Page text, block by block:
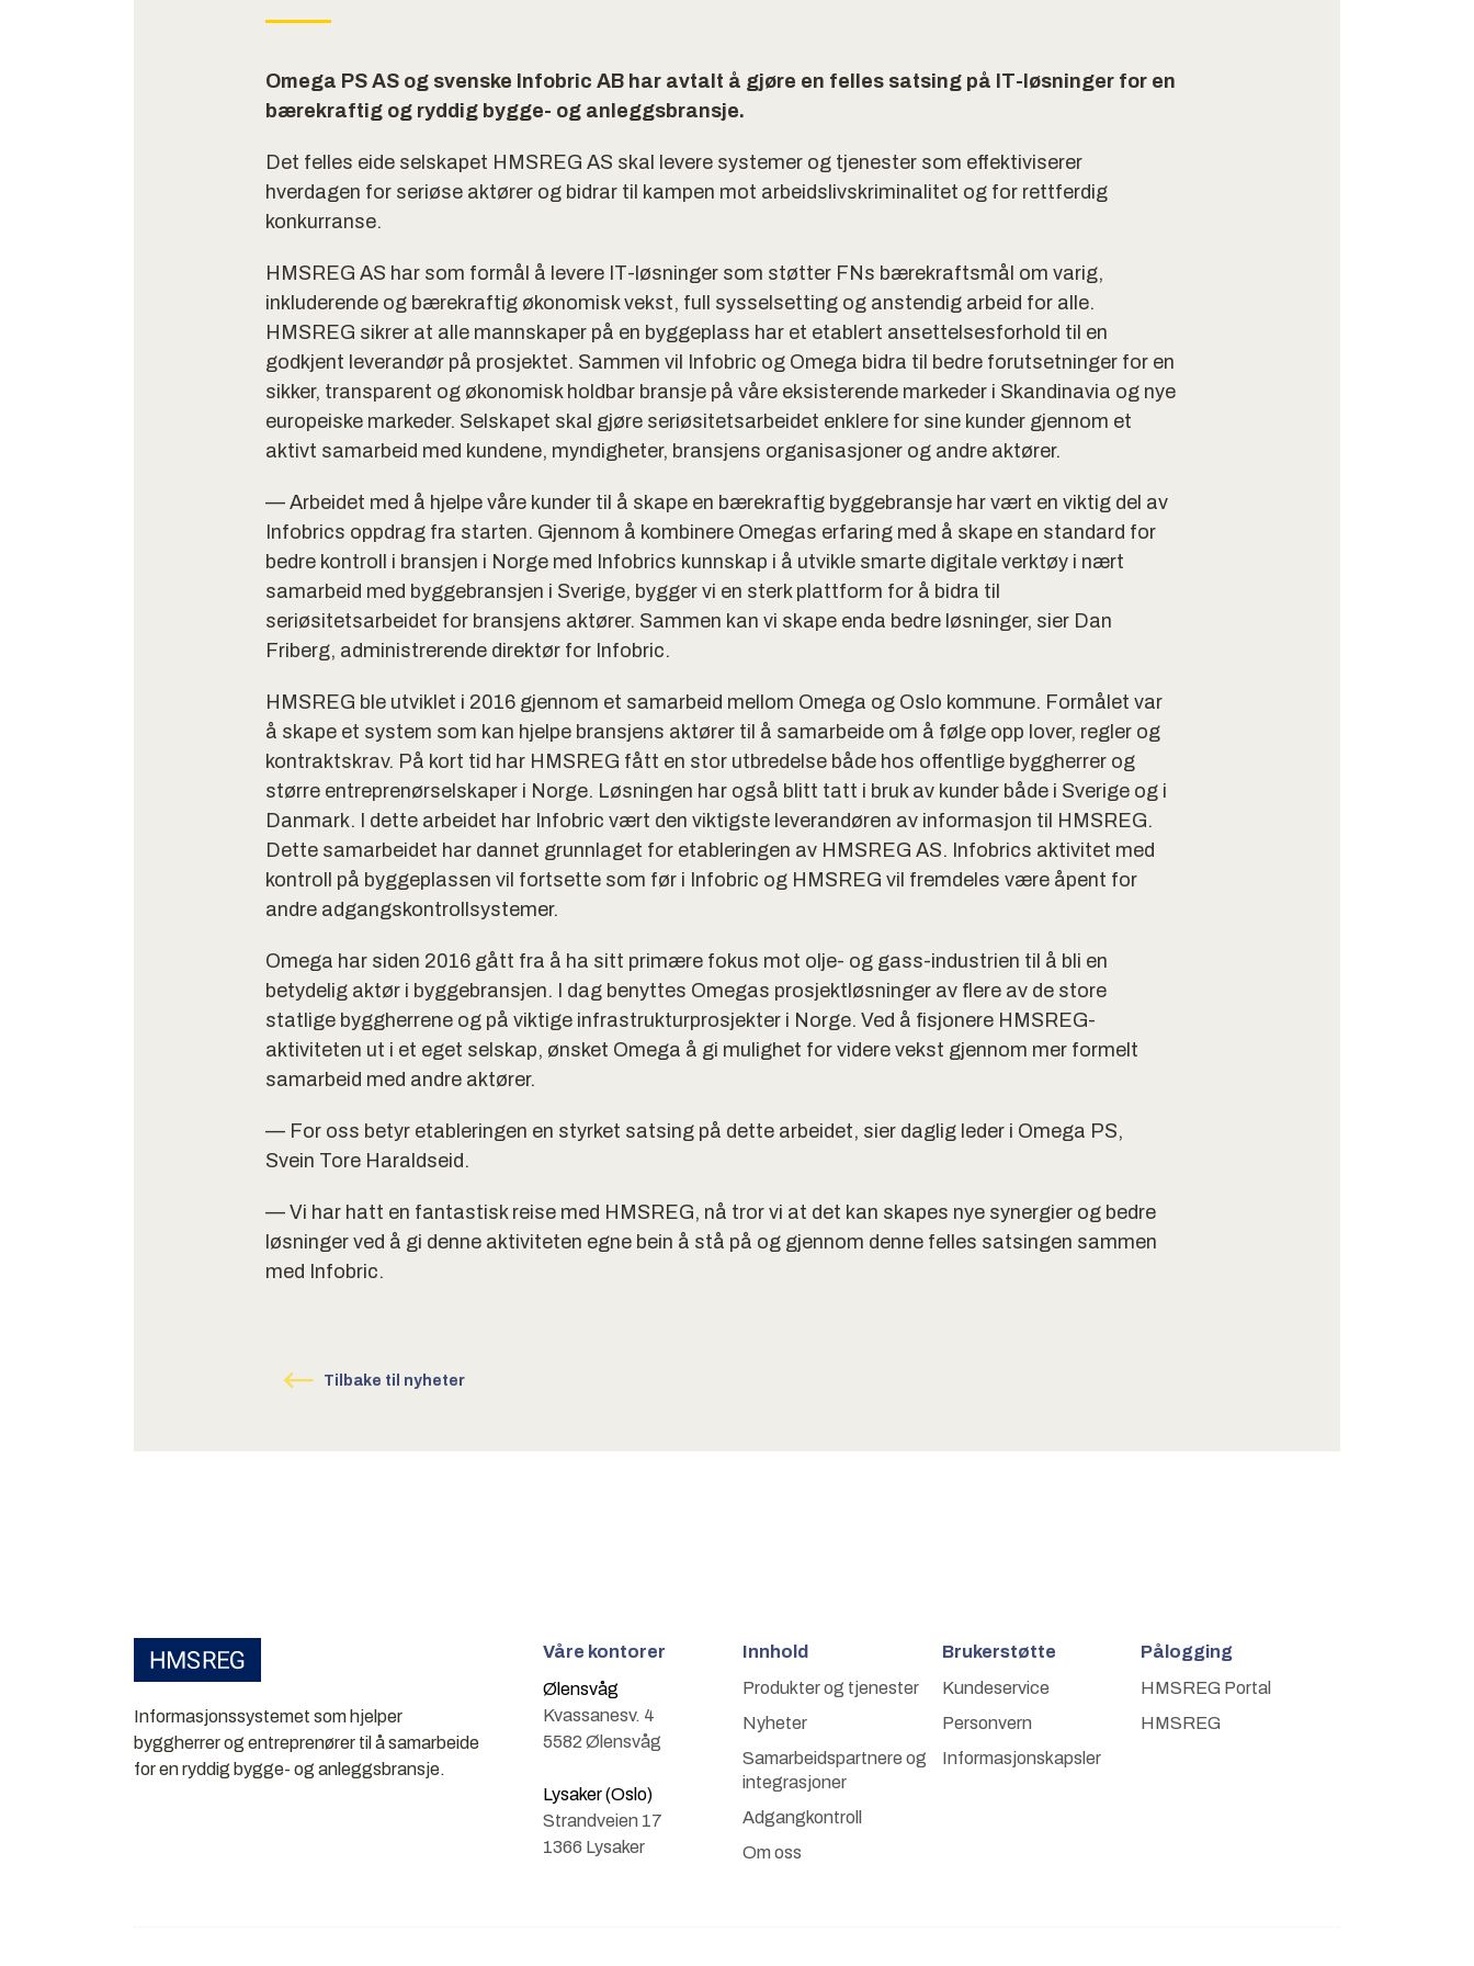
Omega PS AS og svenske Infobric AB har avtalt å gjøre en felles satsing på IT-løsninger for en
bærekraftig og ryddig bygge- og anleggsbransje.
Det felles eide selskapet HMSREG AS skal levere systemer og tjenester som effektiviserer
hverdagen for seriøse aktører og bidrar til kampen mot arbeidslivskriminalitet og for rettferdig
konkurranse.
HMSREG AS har som formål å levere IT-løsninger som støtter FNs bærekraftsmål om varig,
inkluderende og bærekraftig økonomisk vekst, full sysselsetting og anstendig arbeid for alle.
HMSREG sikrer at alle mannskaper på en byggeplass har et etablert ansettelsesforhold til en
godkjent leverandør på prosjektet. Sammen vil Infobric og Omega bidra til bedre forutsetninger for en
sikker, transparent og økonomisk holdbar bransje på våre eksisterende markeder i Skandinavia og nye
europeiske markeder. Selskapet skal gjøre seriøsitetsarbeidet enklere for sine kunder gjennom et
aktivt samarbeid med kundene, myndigheter, bransjens organisasjoner og andre aktører.
— Arbeidet med å hjelpe våre kunder til å skape en bærekraftig byggebransje har vært en viktig del av
Infobrics oppdrag fra starten. Gjennom å kombinere Omegas erfaring med å skape en standard for
bedre kontroll i bransjen i Norge med Infobrics kunnskap i å utvikle smarte digitale verktøy i nært
samarbeid med byggebransjen i Sverige, bygger vi en sterk plattform for å bidra til
seriøsitetsarbeidet for bransjens aktører. Sammen kan vi skape enda bedre løsninger, sier Dan
Friberg, administrerende direktør for Infobric.
HMSREG ble utviklet i 2016 gjennom et samarbeid mellom Omega og Oslo kommune. Formålet var
å skape et system som kan hjelpe bransjens aktører til å samarbeide om å følge opp lover, regler og
kontraktskrav. På kort tid har HMSREG fått en stor utbredelse både hos offentlige byggherrer og
større entreprenørselskaper i Norge. Løsningen har også blitt tatt i bruk av kunder både i Sverige og i
Danmark. I dette arbeidet har Infobric vært den viktigste leverandøren av informasjon til HMSREG.
Dette samarbeidet har dannet grunnlaget for etableringen av HMSREG AS. Infobrics aktivitet med
kontroll på byggeplassen vil fortsette som før i Infobric og HMSREG vil fremdeles være åpent for
andre adgangskontrollsystemer.
Omega har siden 2016 gått fra å ha sitt primære fokus mot olje- og gass-industrien til å bli en
betydelig aktør i byggebransjen. I dag benyttes Omegas prosjektløsninger av flere av de store
statlige byggherrene og på viktige infrastrukturprosjekter i Norge. Ved å fisjonere HMSREG-
aktiviteten ut i et eget selskap, ønsket Omega å gi mulighet for videre vekst gjennom mer formelt
samarbeid med andre aktører.
— For oss betyr etableringen en styrket satsing på dette arbeidet, sier daglig leder i Omega PS,
Svein Tore Haraldseid.
— Vi har hatt en fantastisk reise med HMSREG, nå tror vi at det kan skapes nye synergier og bedre
løsninger ved å gi denne aktiviteten egne bein å stå på og gjennom denne felles satsingen sammen
med Infobric.
Tilbake til nyheter
Informasjonssystemet som hjelper
byggherrer og entreprenører til å samarbeide
for en ryddig bygge- og anleggsbransje.
Våre kontorer
Ølensvåg
Kvassanesv. 4
5582 Ølensvåg
Lysaker (Oslo)
Strandveien 17
1366 Lysaker
Innhold
Produkter og tjenester
Nyheter
Samarbeidspartnere og
integrasjoner
Adgangkontroll
Om oss
Brukerstøtte
Kundeservice
Personvern
Informasjonskapsler
Pålogging
HMSREG Portal
HMSREG